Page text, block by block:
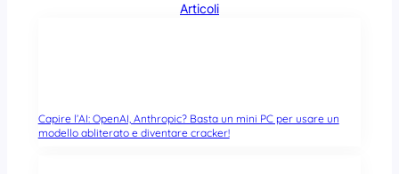
Articoli
Capire l’AI: OpenAI, Anthropic? Basta un mini PC per usare un
modello abliterato e diventare cracker!